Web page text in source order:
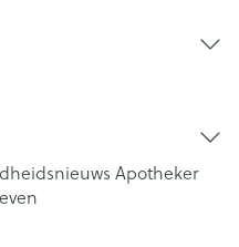
Apotheker